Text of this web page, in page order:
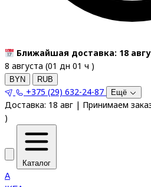
Ближайшая доставка: 18
8 августа (01 дн 01 ч )
BYN RUB
+375 (29) 632-24-87 Ещё
Доставка: 18 авг | Принимаем
)
Каталог
A